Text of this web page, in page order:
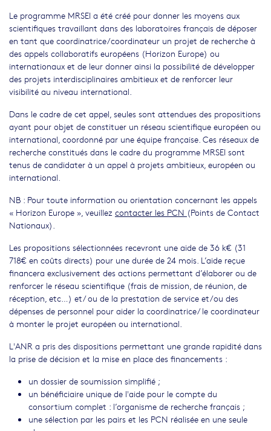
Le programme MRSEI a été créé pour donner les moyens aux
scientifiques travaillant dans des laboratoires français de déposer
en tant que coordinatrice/coordinateur un projet de recherche à
des appels collaboratifs européens (Horizon Europe) ou
internationaux et de leur donner ainsi la possibilité de développer
des projets interdisciplinaires ambitieux et de renforcer leur
visibilité au niveau international.
Dans le cadre de cet appel, seules sont attendues des propositions
ayant pour objet de constituer un réseau scientifique européen ou
international, coordonné par une équipe française. Ces réseaux de
recherche constitués dans le cadre du programme MRSEI sont
tenus de candidater à un appel à projets ambitieux, européen ou
international.
NB : Pour toute information ou orientation concernant les appels
« Horizon Europe », veuillez contacter les PCN (Points de Contact
Nationaux).
Les propositions sélectionnées recevront une aide de 36 k€ (31
718€ en coûts directs) pour une durée de 24 mois. L’aide reçue
financera exclusivement des actions permettant d’élaborer ou de
renforcer le réseau scientifique (frais de mission, de réunion, de
réception, etc…) et/ ou de la prestation de service et/ou des
dépenses de personnel pour aider la coordinatrice/ le coordinateur
à monter le projet européen ou international.
L'ANR a pris des dispositions permettant une grande rapidité dans
la prise de décision et la mise en place des financements :
un dossier de soumission simplifié ;
un bénéficiaire unique de l'aide pour le compte du
consortium complet : l’organisme de recherche français ;
une sélection par les pairs et les PCN réalisée en une seule